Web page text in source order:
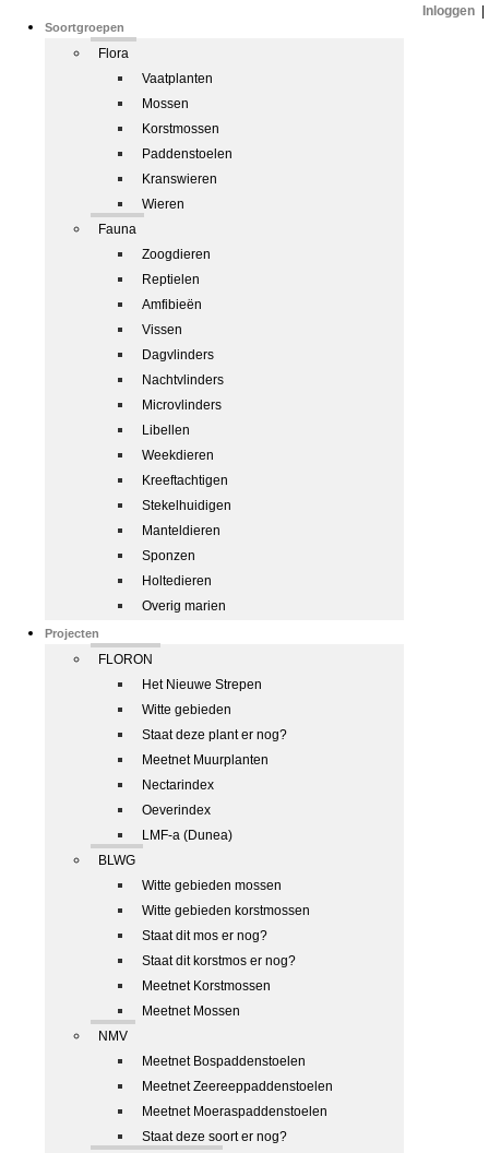
Soortgroepen
Flora
Vaatplanten
Mossen
Korstmossen
Paddenstoelen
Kranswieren
Wieren
Fauna
Zoogdieren
Reptielen
Amfibieën
Vissen
Dagvlinders
Nachtvlinders
Microvlinders
Libellen
Weekdieren
Kreeftachtigen
Stekelhuidigen
Manteldieren
Sponzen
Holtedieren
Overig marien
Projecten
FLORON
Het Nieuwe Strepen
Witte gebieden
Staat deze plant er nog?
Meetnet Muurplanten
Nectarindex
Oeverindex
LMF-a (Dunea)
BLWG
Witte gebieden mossen
Witte gebieden korstmossen
Staat dit mos er nog?
Staat dit korstmos er nog?
Meetnet Korstmossen
Meetnet Mossen
NMV
Meetnet Bospaddenstoelen
Meetnet Zeereeppaddenstoelen
Meetnet Moeraspaddenstoelen
Staat deze soort er nog?
Inloggen